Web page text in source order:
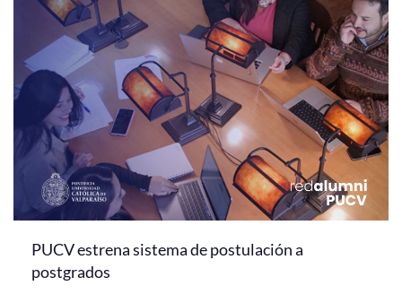
PUCV estrena sistema de postulación a
postgrados